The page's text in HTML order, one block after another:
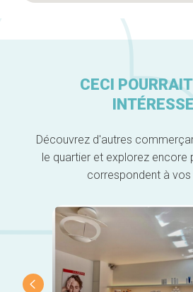
CECI
Découvrez d'autres
le quartier et explorez encore
correspondent à vos